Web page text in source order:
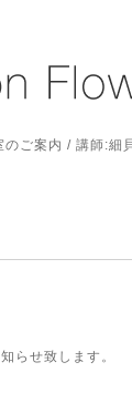
ご案内 / 講師:細
らせ致します。